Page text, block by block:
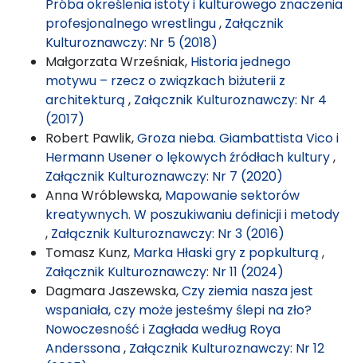
Próba określenia istoty i kulturowego znaczenia
profesjonalnego wrestlingu, Załącznik
Kulturoznawczy: Nr 5 (2018)
Małgorzata Wrześniak, Historia jednego
motywu – rzecz o związkach biżuterii z
architekturą , Załącznik Kulturoznawczy: Nr 4
(2017)
Robert Pawlik,Groza nieba. Giambattista Vico i
Hermann Usener o lękowych źródłach kultury,
Załącznik Kulturoznawczy: Nr 7 (2020)
Anna Wróblewska, Mapowanie sektorów
kreatywnych. W poszukiwaniu definicji i metody
, Załącznik Kulturoznawczy: Nr 3 (2016)
Tomasz Kunz, Marka Hłaski gry z popkulturą ,
Załącznik Kulturoznawczy: Nr 11 (2024)
Dagmara Jaszewska,Czy ziemia nasza jest
wspaniała, czy może jesteśmy ślepi na zło?
Nowoczesność i Zagłada według Roya
Anderssona, Załącznik Kulturoznawczy: Nr 12